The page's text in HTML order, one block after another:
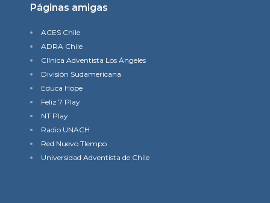
Páginas amigas
ACES Chile
ADRA Chile
Clínica Adventista Los Ángeles
División Sudamericana
Educa Hope
Feliz 7 Play
NT Play
Radio UNACH
Red Nuevo TIempo
Universidad Adventista de Chile